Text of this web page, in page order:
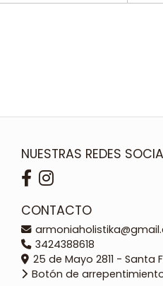
NUESTRAS REDES
CONTACTO
3424388618
25 de Mayo 2811 - Santa
Botón de